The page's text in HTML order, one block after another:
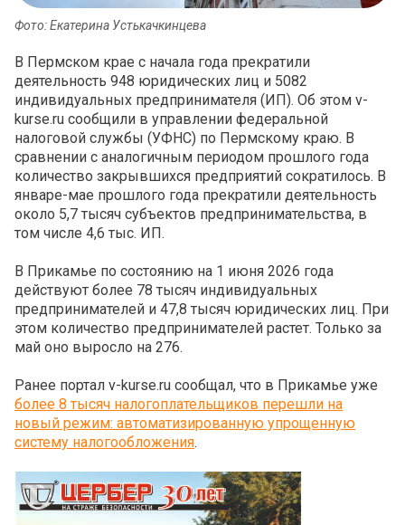
Фото: Екатерина Устькачкинцева
В Пермском крае с начала года прекратили
деятельность 948 юридических лиц и 5082
индивидуальных предпринимателя (ИП). Об этом v-
kurse.ru сообщили в управлении федеральной
налоговой службы (УФНС) по Пермскому краю. В
сравнении с аналогичным периодом прошлого года
количество закрывшихся предприятий сократилось. В
январе-мае прошлого года прекратили деятельность
около 5,7 тысяч субъектов предпринимательства, в
том числе 4,6 тыс. ИП.
В Прикамье по состоянию на 1 июня 2026 года
действуют более 78 тысяч индивидуальных
предпринимателей и 47,8 тысяч юридических лиц. При
этом количество предпринимателей растет. Только за
май оно выросло на 276.
Ранее портал v-kurse.ru сообщал, что в Прикамье уже
более 8 тысяч налогоплательщиков перешли на
новый режим: автоматизированную упрощенную
систему налогообложения.